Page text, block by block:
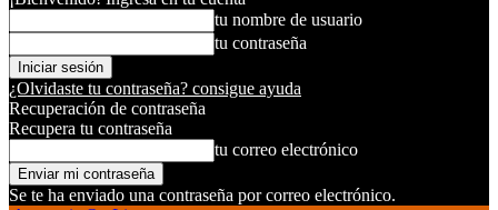
tu nombre de usuario
tu contraseña
¿Olvidaste tu contraseña? consigue ayuda
Recuperación de contraseña
Recupera tu contraseña
tu correo electrónico
Se te ha enviado una contraseña por correo electrónico.